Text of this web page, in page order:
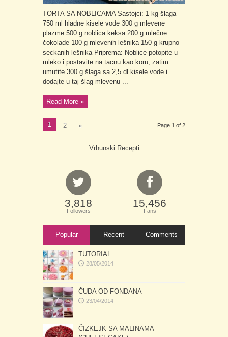
TORTA SA NOBLICAMA Sastojci: 1 kg šlaga
750 ml hladne kisele vode 300 g mlevene
plazme 500 g noblica keksa 200 g mlečne
čokolade 100 g mlevenih lešnika 150 g krupno
seckanih lešnika Priprema: Noblice potopite u
mleko i postavite na tacnu kao koru, zatim
umutite 300 g šlaga sa 2,5 dl kisele vode i
dodajte u taj šlag mlevenu ...
Read More »
Page 1 of 2
1 2 »
Vrhunski Recepti
3,818
Followers
15,456
Fans
Popular Recent Comments
TUTORIAL
28/05/2014
ČUDA OD FONDANA
23/04/2014
ČIZKEJK SA MALINAMA